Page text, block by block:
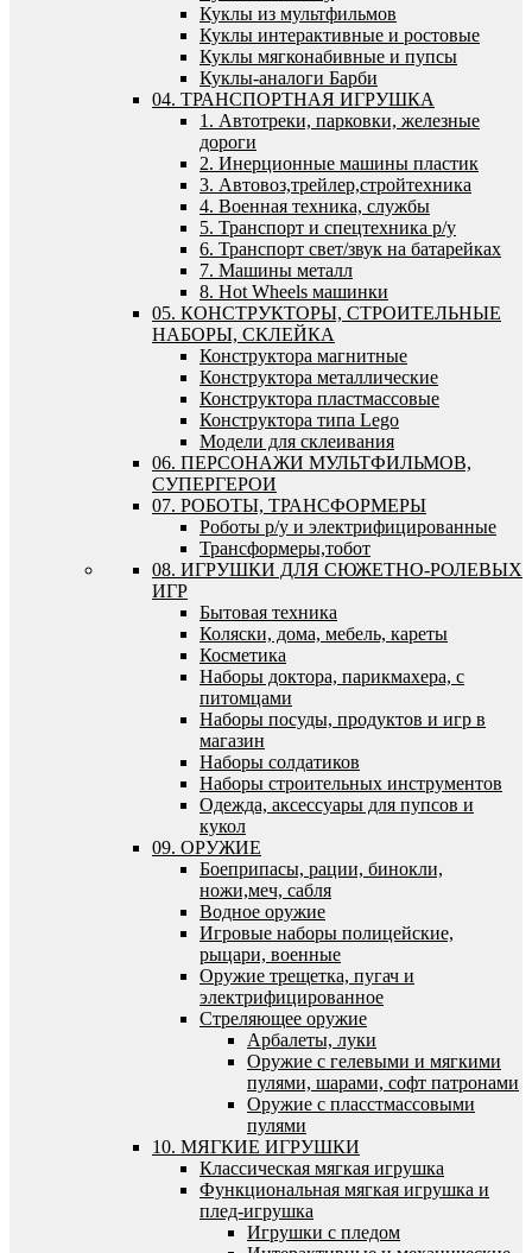
Куклы из мультфильмов
Куклы интерактивные и ростовые
Куклы мягконабивные и пупсы
Куклы-аналоги Барби
04. ТРАНСПОРТНАЯ ИГРУШКА
1. Автотреки, парковки, железные
дороги
2. Инерционные машины пластик
3. Автовоз,трейлер,стройтехника
4. Военная техника, службы
5. Транспорт и спецтехника р/у
6. Транспорт свет/звук на батарейках
7. Машины металл
8. Hot Wheels машинки
05. КОНСТРУКТОРЫ, СТРОИТЕЛЬНЫЕ
НАБОРЫ, СКЛЕЙКА
Конструктора магнитные
Конструктора металлические
Конструктора пластмассовые
Конструктора типа Lego
Модели для склеивания
06. ПЕРСОНАЖИ МУЛЬТФИЛЬМОВ,
СУПЕРГЕРОИ
07. РОБОТЫ, ТРАНСФОРМЕРЫ
Роботы р/у и электрифицированные
Трансформеры,тобот
08. ИГРУШКИ ДЛЯ СЮЖЕТНО-РОЛЕВЫХ
ИГР
Бытовая техника
Коляски, дома, мебель, кареты
Косметика
Наборы доктора, парикмахера, с
питомцами
Наборы посуды, продуктов и игр в
магазин
Наборы солдатиков
Наборы строительных инструментов
Одежда, аксессуары для пупсов и
кукол
09. ОРУЖИЕ
Боеприпасы, рации, бинокли,
ножи,меч, сабля
Водное оружие
Игровые наборы полицейские,
рыцари, военные
Оружие трещетка, пугач и
электрифицированное
Стреляющее оружие
Арбалеты, луки
Оружие с гелевыми и мягкими
пулями, шарами, софт патронами
Оружие с пласстмассовыми
пулями
10. МЯГКИЕ ИГРУШКИ
Классическая мягкая игрушка
Функциональная мягкая игрушка и
плед-игрушка
Игрушки с пледом